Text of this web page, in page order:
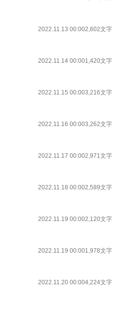
2022.11.13 00:002,602文字
2022.11.14 00:001,420文字
2022.11.15 00:003,216文字
2022.11.16 00:003,262文字
2022.11.17 00:002,971文字
2022.11.18 00:002,589文字
2022.11.19 00:002,120文字
2022.11.19 00:001,978文字
2022.11.20 00:004,224文字